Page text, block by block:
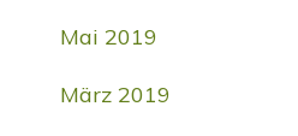
Mai 2019
März 2019